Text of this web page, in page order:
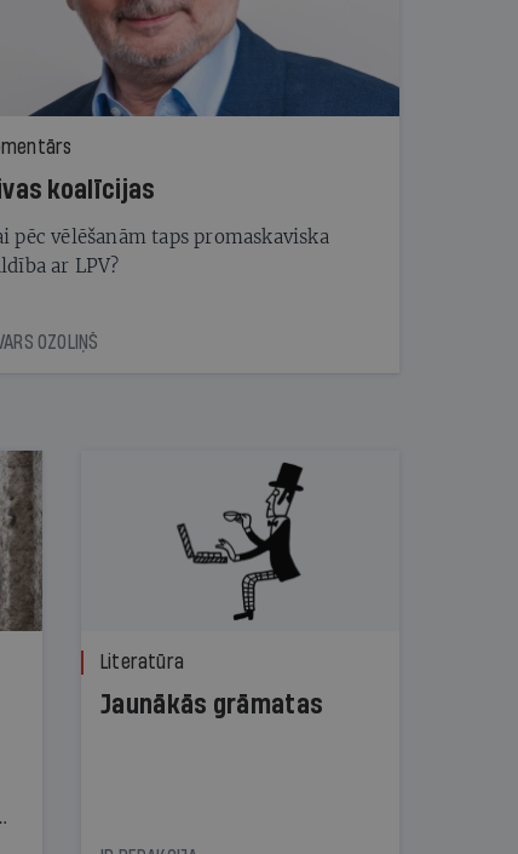
koalīcijas
pēc vēlēšanām taps promaskaviska
ar LPV?
OZOLIŅŠ
Literatūra
Jaunākās grāmatas